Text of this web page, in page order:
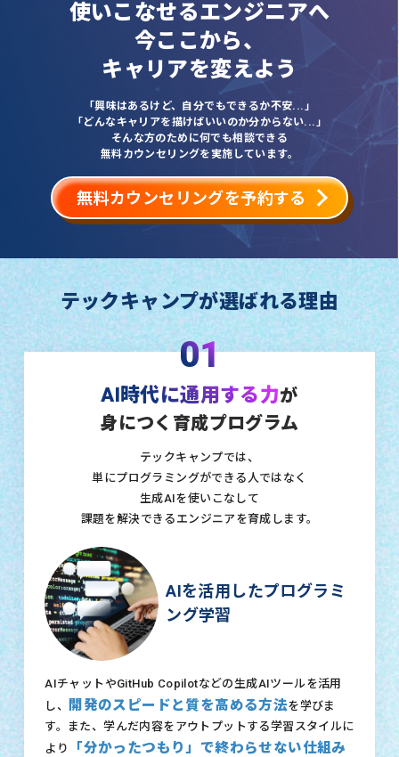
使いこなせるエンジニアへ
今ここから、
キャリアを変えよう
「興味はあるけど、自分でもできるか不安...」
「どんなキャリアを描けばいいのか分からない...」
そんな方のために何でも相談できる
無料カウンセリングを実施しています。
無料カウンセリングを予約する
テックキャンプが選ばれる理由
01
AI時代に通用する力が
身につく育成プログラム
テックキャンプでは、
単にプログラミングができる人ではなく
生成AIを使いこなして
課題を解決できるエンジニアを育成します。
AIを活用したプログラミ
ング学習
AIチャットやGitHub Copilotなどの生成AIツールを活用
し、
開発のスピードと質を高める方法を学びま
す。また、学んだ内容をアウトプットする学習スタイルに
より
「分かったつもり」で終わらせない仕組み